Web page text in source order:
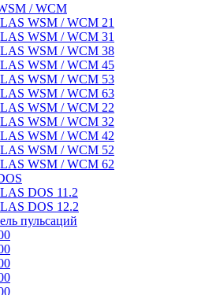
/ WCM
WSM / WCM 21
WSM / WCM 31
WSM / WCM 38
WSM / WCM 45
WSM / WCM 53
WSM / WCM 63
WSM / WCM 22
WSM / WCM 32
WSM / WCM 42
WSM / WCM 52
WSM / WCM 62
DOS 11.2
DOS 12.2
пульсаций